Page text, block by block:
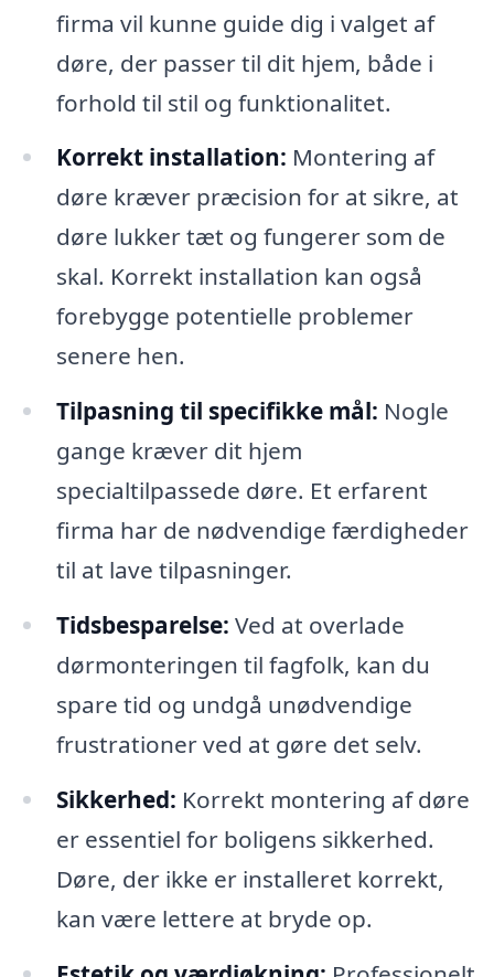
firma vil kunne guide dig i valget af
døre, der passer til dit hjem, både i
forhold til stil og funktionalitet.
Korrekt installation: Montering af
døre kræver præcision for at sikre, at
døre lukker tæt og fungerer som de
skal. Korrekt installation kan også
forebygge potentielle problemer
senere hen.
Tilpasning til specifikke mål: Nogle
gange kræver dit hjem
specialtilpassede døre. Et erfarent
firma har de nødvendige færdigheder
til at lave tilpasninger.
Tidsbesparelse: Ved at overlade
dørmonteringen til fagfolk, kan du
spare tid og undgå unødvendige
frustrationer ved at gøre det selv.
Sikkerhed: Korrekt montering af døre
er essentiel for boligens sikkerhed.
Døre, der ikke er installeret korrekt,
kan være lettere at bryde op.